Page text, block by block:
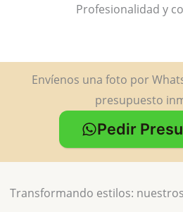
Profesionalidad y
Envíenos una foto por
presupuesto
Pedir
Transformando estilos: